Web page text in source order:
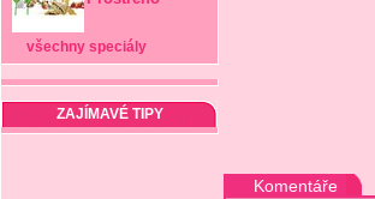
všechny speciály
ZAJÍMAVÉ TIPY
Komentáře